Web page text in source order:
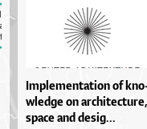
Im­ple­men­ta­ti­on of
wled­ge on ar­chi­te­ctu­re,
spa­ce and de­sig...